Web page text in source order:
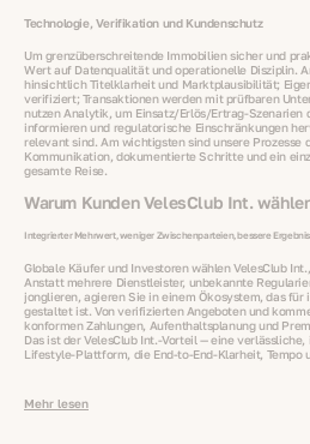
Technologie, Verifikation und Kundenschutz
Um grenzüberschreitende Immobilien sicher und
Wert auf Datenqualität und operationelle Disziplin.
hinsichtlich Titelklarheit und Marktplausibilität;
verifiziert; Transaktionen werden mit prüfbaren
nutzen Analytik, um Einsatz/Erlös/Ertrag‑Szenarien
informieren und regulatorische Einschränkungen
relevant sind. Am wichtigsten sind unsere
Kommunikation, dokumentierte Schritte und ein
gesamte Reise.
Warum Kunden VelesClub Int.
Integrierter Mehrwert, weniger Zwischenparteien, bessere
Globale Käufer und Investoren wählen VelesClub
Anstatt mehrere Dienstleister, unbekannte
jonglieren, agieren Sie in einem Ökosystem, das
gestaltet ist. Von verifizierten Angeboten und
konformen Zahlungen, Aufenthaltsplanung und
Das ist der VelesClub Int.‑Vorteil — eine
Lifestyle‑Plattform, die End‑to‑End‑Klarheit,
Mehr lesen